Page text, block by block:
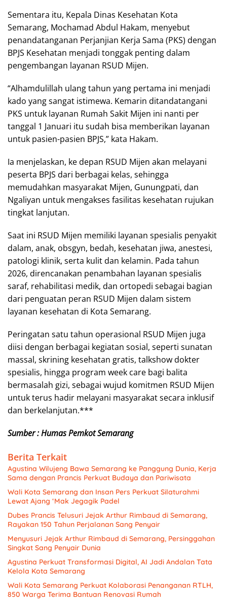
Sementara itu, Kepala Dinas Kesehatan Kota
Semarang, Mochamad Abdul Hakam, menyebut
penandatanganan Perjanjian Kerja Sama (PKS) dengan
BPJS Kesehatan menjadi tonggak penting dalam
pengembangan layanan RSUD Mijen.
“Alhamdulillah ulang tahun yang pertama ini menjadi
kado yang sangat istimewa. Kemarin ditandatangani
PKS untuk layanan Rumah Sakit Mijen ini nanti per
tanggal 1 Januari itu sudah bisa memberikan layanan
untuk pasien-pasien BPJS,” kata Hakam.
Ia menjelaskan, ke depan RSUD Mijen akan melayani
peserta BPJS dari berbagai kelas, sehingga
memudahkan masyarakat Mijen, Gunungpati, dan
Ngaliyan untuk mengakses fasilitas kesehatan rujukan
tingkat lanjutan.
Saat ini RSUD Mijen memiliki layanan spesialis penyakit
dalam, anak, obsgyn, bedah, kesehatan jiwa, anestesi,
patologi klinik, serta kulit dan kelamin. Pada tahun
2026, direncanakan penambahan layanan spesialis
saraf, rehabilitasi medik, dan ortopedi sebagai bagian
dari penguatan peran RSUD Mijen dalam sistem
layanan kesehatan di Kota Semarang.
Peringatan satu tahun operasional RSUD Mijen juga
diisi dengan berbagai kegiatan sosial, seperti sunatan
massal, skrining kesehatan gratis, talkshow dokter
spesialis, hingga program week care bagi balita
bermasalah gizi, sebagai wujud komitmen RSUD Mijen
untuk terus hadir melayani masyarakat secara inklusif
dan berkelanjutan.***
Sumber : Humas Pemkot Semarang
Berita Terkait
Agustina Wilujeng Bawa Semarang ke Panggung Dunia, Kerja
Sama dengan Prancis Perkuat Budaya dan Pariwisata
Wali Kota Semarang dan Insan Pers Perkuat Silaturahmi
Lewat Ajang ‘Mak Jegagik Padel
Dubes Prancis Telusuri Jejak Arthur Rimbaud di Semarang,
Rayakan 150 Tahun Perjalanan Sang Penyair
Menyusuri Jejak Arthur Rimbaud di Semarang, Persinggahan
Singkat Sang Penyair Dunia
Agustina Perkuat Transformasi Digital, AI Jadi Andalan Tata
Kelola Kota Semarang
Wali Kota Semarang Perkuat Kolaborasi Penanganan RTLH,
850 Warga Terima Bantuan Renovasi Rumah